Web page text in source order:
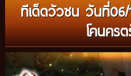
ทีเด็ดวัวชน วันที่06/
โคนคร